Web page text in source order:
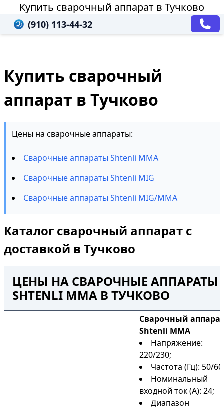
Купить сварочный аппарат в Тучково
(910) 113-44-32
Купить сварочный
аппарат в Тучково
Цены на сварочные аппараты:
Сварочные аппараты Shtenli MMA
Сварочные аппараты Shtenli MIG
Сварочные аппараты Shtenli MIG/MMA
Каталог сварочный аппарат с
доставкой в Тучково
ЦЕНЫ НА СВАРОЧНЫЕ АППАРАТЫ
SHTENLI MMA В ТУЧКОВО
Сварочный
Shtenli MMA
Напряжение:
220/230;
Частота (Гц): 50/
Номинальный
входной ток (А): 24;
Диапазон